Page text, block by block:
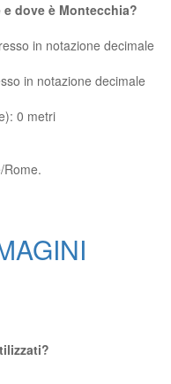
dove è Montecchia?
in notazione decimale
in notazione decimale
0 metri